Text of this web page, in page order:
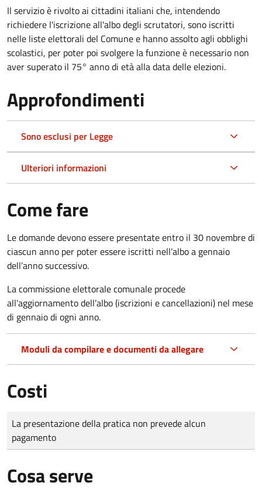
Il servizio è rivolto ai cittadini italiani che, intendendo
richiedere l'iscrizione all'albo degli scrutatori, sono iscritti
nelle liste elettorali del Comune e hanno assolto agli obblighi
scolastici, per poter poi svolgere la funzione è necessario non
aver superato il 75° anno di età alla data delle elezioni.
Approfondimenti
Sono esclusi per Legge
Ulteriori informazioni
Come fare
Le domandedevono essere presentate entro il 30 novembre di
ciascun anno per poter essere iscritti nell’albo a gennaio
dell’anno successivo.
La commissione elettorale comunale procede
all'aggiornamento dell’albo (iscrizioni e cancellazioni) nel mese
di gennaio di ogni anno.
Moduli da compilare e documenti da allegare
Costi
Tipo di pagamento
Importo
La presentazione della pratica non prevede alcun
pagamento
Cosa serve